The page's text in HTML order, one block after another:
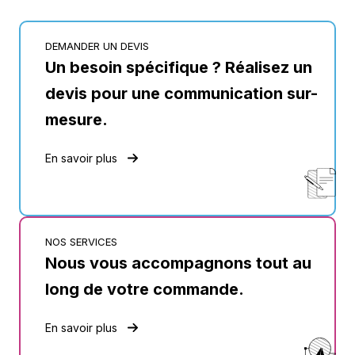
DEMANDER UN DEVIS
Un besoin spécifique ? Réalisez un
devis pour une communication sur-
mesure.
En savoir plus
NOS SERVICES
Nous vous accompagnons tout au
long de votre commande.
En savoir plus